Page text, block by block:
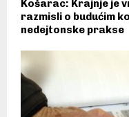
Košarac: Krajnje je
razmisli o budućim
nedejtonske prakse